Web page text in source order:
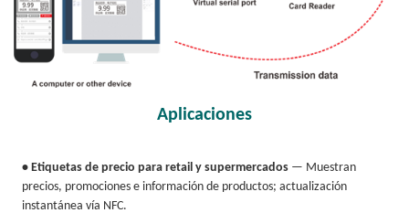
Aplicaciones
• Etiquetas de precio para retail y supermercados — Muestran
precios, promociones e información de productos; actualización
instantánea vía NFC.